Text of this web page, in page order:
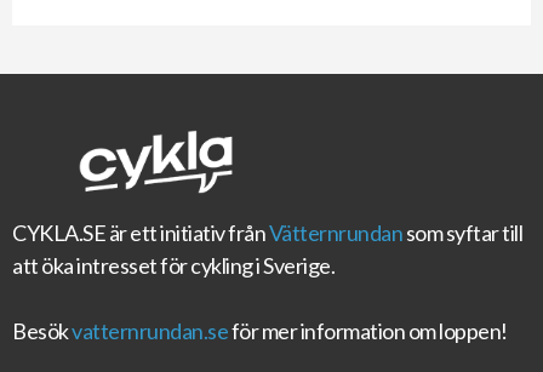
CYKLA.SEär ett initiativ frånVätternrundansom syftar till
att öka intresset för cykling i Sverige.
Besökvatternrundan.seför mer information om loppen!